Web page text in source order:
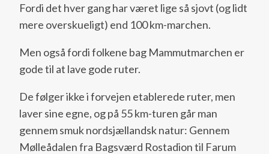
Fordi det hver gang har været lige så sjovt (og lidt
mere overskueligt) end 100 km-marchen.
Men også fordi folkene bag Mammutmarchen er
gode til at lave gode ruter.
De følger ikke i forvejen etablerede ruter, men
laver sine egne, og på 55 km-turen går man
gennem smuk nordsjællandsk natur: Gennem
Mølleådalen fra Bagsværd Rostadion til Farum